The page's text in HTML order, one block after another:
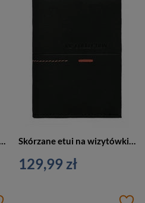
129,99 zł